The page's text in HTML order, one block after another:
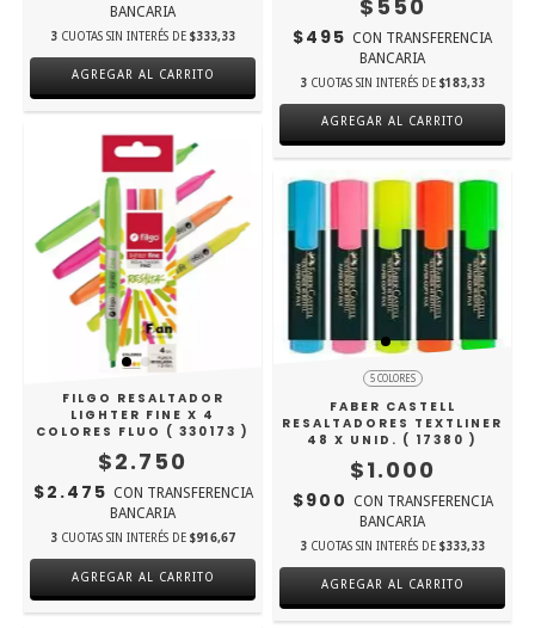
BANCARIA
3 CUOTAS SIN INTERÉS DE $333,33
AGREGAR AL CARRITO
$550
$495 CON TRANSFERENCIA
BANCARIA
3 CUOTAS SIN INTERÉS DE $183,33
AGREGAR AL CARRITO
FILGO RESALTADOR
LIGHTER FINE X 4
COLORES FLUO ( 330173 )
$2.750
$2.475 CON TRANSFERENCIA
BANCARIA
3 CUOTAS SIN INTERÉS DE $916,67
5 COLORES
FABER CASTELL
RESALTADORES TEXTLINER
48 X UNID. ( 17380 )
$1.000
$900 CON TRANSFERENCIA
BANCARIA
3 CUOTAS SIN INTERÉS DE $333,33
AGREGAR AL CARRITO